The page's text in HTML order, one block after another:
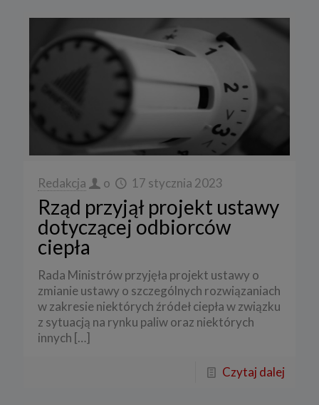
Redakcja o 17 stycznia 2023
Rząd przyjął projekt ustawy
dotyczącej odbiorców
ciepła
Rada Ministrów przyjęła projekt ustawy o
zmianie ustawy o szczególnych rozwiązaniach
w zakresie niektórych źródeł ciepła w związku
z sytuacją na rynku paliw oraz niektórych
innych […]
Czytaj dalej